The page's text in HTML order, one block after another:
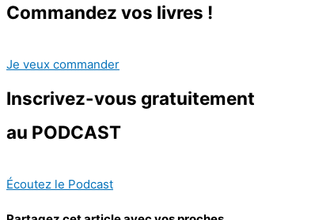
Commandez vos livres !
Je veux commander
Inscrivez-vous gratuitement
au PODCAST
Écoutez le Podcast